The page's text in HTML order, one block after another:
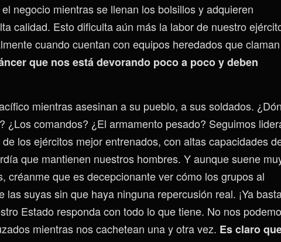
negocio mientras se llenan los bolsillos y adquieren
calidad. Esto dificulta aún más la labor de nuestro
cuando cuentan con equipos heredados que
que nos está devorando poco a poco y deben
mientras asesinan a su pueblo, a sus soldados.
¿Los comandos? ¿El armamento pesado? Seguimos
los ejércitos mejor entrenados, con altas capacidades
que mantienen nuestros hombres. Y aunque suene
créanme que es decepcionante ver cómo los grupos al
las suyas sin que haya ninguna repercusión real. ¡Ya
Estado responda con todo lo que tiene. No nos
mientras nos cachetean una y otra vez. Es claro